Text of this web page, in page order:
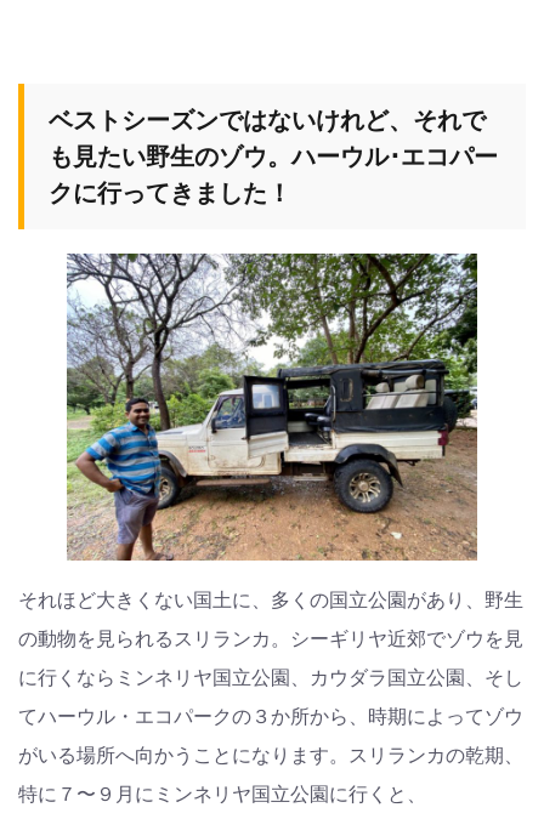
ベストシーズンではないけれど、それで
も見たい野生のゾウ。ハーウル･エコパー
クに行ってきました！
それほど大きくない国土に、多くの国立公園があり、野生
の動物を見られるスリランカ。シーギリヤ近郊でゾウを見
に行くならミンネリヤ国立公園、カウダラ国立公園、そし
てハーウル・エコパークの３か所から、時期によってゾウ
がいる場所へ向かうことになります。スリランカの乾期、
特に７〜９月にミンネリヤ国立公園に行くと、